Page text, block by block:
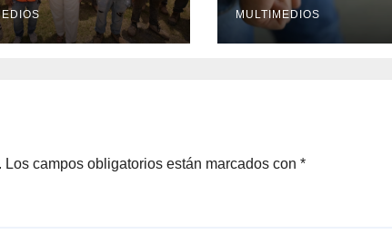
en crisis
MULTIMEDIOS
Los campos obligatorios están marcados con *